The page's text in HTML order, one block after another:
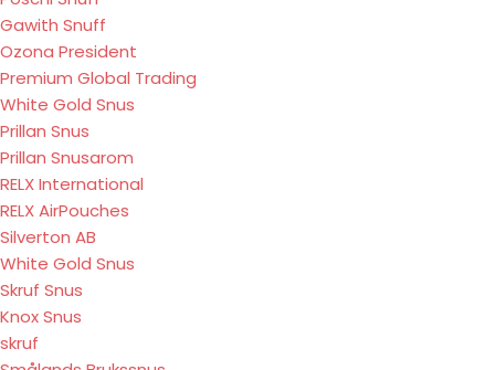
Gawith Snuff
Ozona President
Premium Global Trading
White Gold Snus
Prillan Snus
Prillan Snusarom
RELX International
RELX AirPouches
Silverton AB
White Gold Snus
Skruf Snus
Knox Snus
skruf